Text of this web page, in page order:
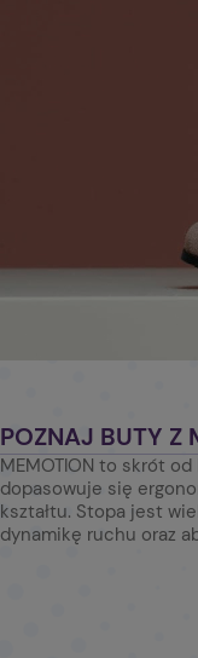
POZNAJ BUTY Z
MEMOTION to skrót od
dopasowuje się
kształtu. Stopa jest
dynamikę ruchu oraz